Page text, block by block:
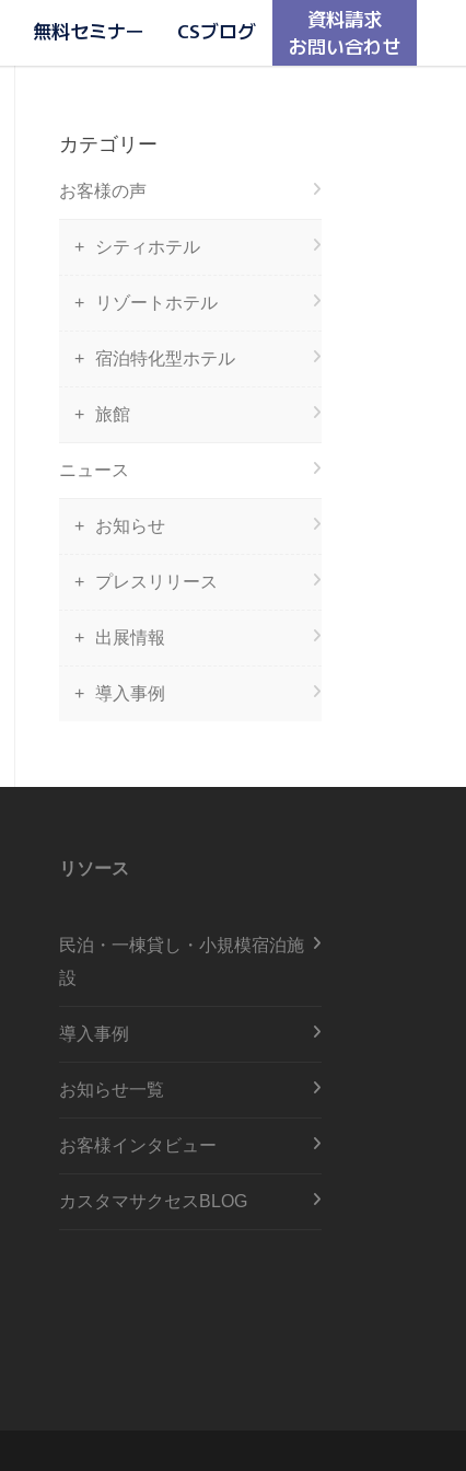
無料セミナー CSブログ
資料請求
お問い合わせ
カテゴリー
お客様の声
シティホテル
リゾートホテル
宿泊特化型ホテル
旅館
ニュース
お知らせ
プレスリリース
出展情報
導入事例
リソース
民泊・一棟貸し・小規模宿泊施
設
導入事例
お知らせ一覧
お客様インタビュー
カスタマサクセスBLOG